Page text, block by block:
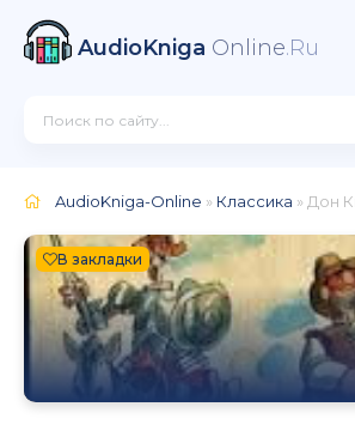
AudioKniga Online.Ru
AudioKniga-Online » Классика » Дон
В закладки